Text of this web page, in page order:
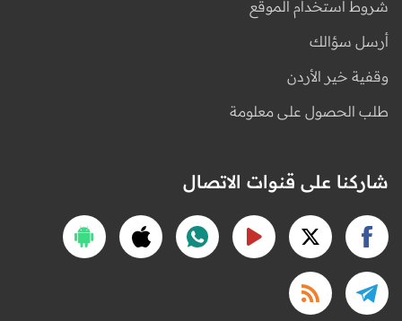
شروط استخدام الموقع
أرسل سؤالك
وقفية خير الأردن
طلب الحصول على معلومة
شاركنا على قنوات الاتصال